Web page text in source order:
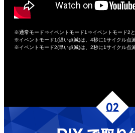
※通常モード⇒イベントモード1⇒イベントモード2と
※イベントモード1(遅い点滅)は、4秒に1サイクル点滅
※イベントモード2(早い点滅)は、2秒に1サイクル点滅